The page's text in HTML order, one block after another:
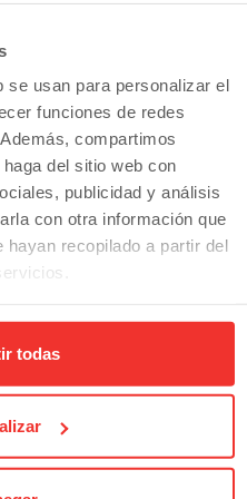
se usan para personalizar el
funciones de redes
compartimos
del sitio web con
publicidad y análisis
con otra información que
hayan recopilado a partir del
todas
región en la que
Duración
máxima
de
que grupo
servidores está
Esto se
en relación
para
la
del
1 día